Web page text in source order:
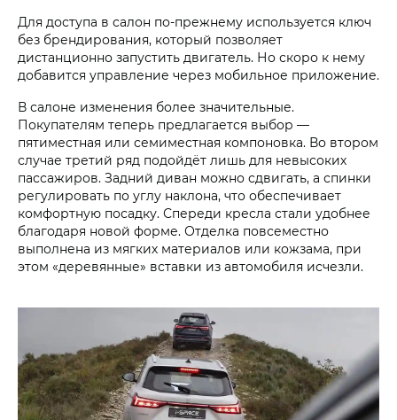
Для доступа в салон по-прежнему используется ключ
без брендирования, который позволяет
дистанционно запустить двигатель. Но скоро к нему
добавится управление через мобильное приложение.
В салоне изменения более значительные.
Покупателям теперь предлагается выбор —
пятиместная или семиместная компоновка. Во втором
случае третий ряд подойдёт лишь для невысоких
пассажиров. Задний диван можно сдвигать, а спинки
регулировать по углу наклона, что обеспечивает
комфортную посадку. Спереди кресла стали удобнее
благодаря новой форме. Отделка повсеместно
выполнена из мягких материалов или кожзама, при
этом «деревянные» вставки из автомобиля исчезли.